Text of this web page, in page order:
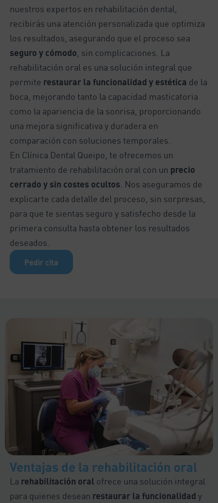
nuestros expertos en rehabilitación dental,
recibirás una atención personalizada que optimiza
los resultados, asegurando que el proceso sea
seguro y cómodo , sin complicaciones. La
rehabilitación oral es una solución integral que
permite restaurar la funcionalidad y estética de la
boca, mejorando tanto la capacidad masticatoria
como la apariencia de la sonrisa, proporcionando
una mejora significativa y duradera en
comparación con soluciones temporales.
En Clínica Dental Queipo, te ofrecemos un
tratamiento de rehabilitación oral con un precio
cerrado y sin costes ocultos . Nos aseguramos de
explicarte cada detalle del proceso, sin sorpresas,
para que te sientas seguro y satisfecho desde la
primera consulta hasta obtener los resultados
deseados.
Pedir cita
Ventajas de la rehabilitación oral
La rehabilitación oral ofrece una solución integral
para quienes desean restaurar la funcionalidad y